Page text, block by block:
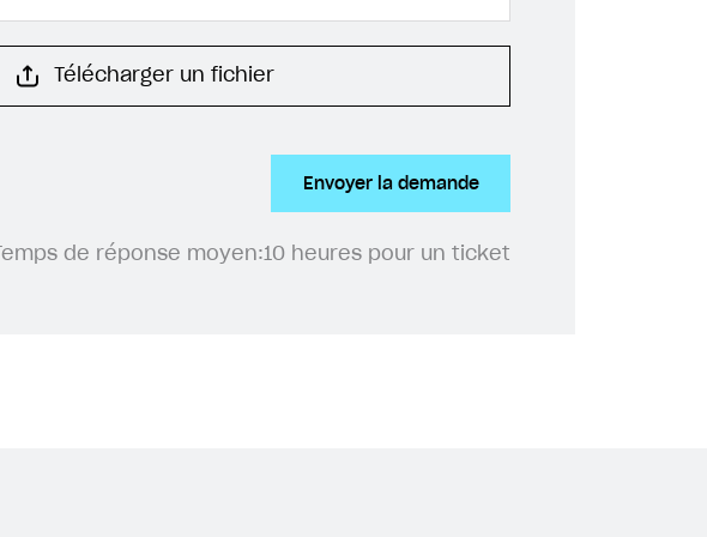
Télécharger un fichier
Envoyer la demande
Temps de réponse moyen:10 heures pour un ticket